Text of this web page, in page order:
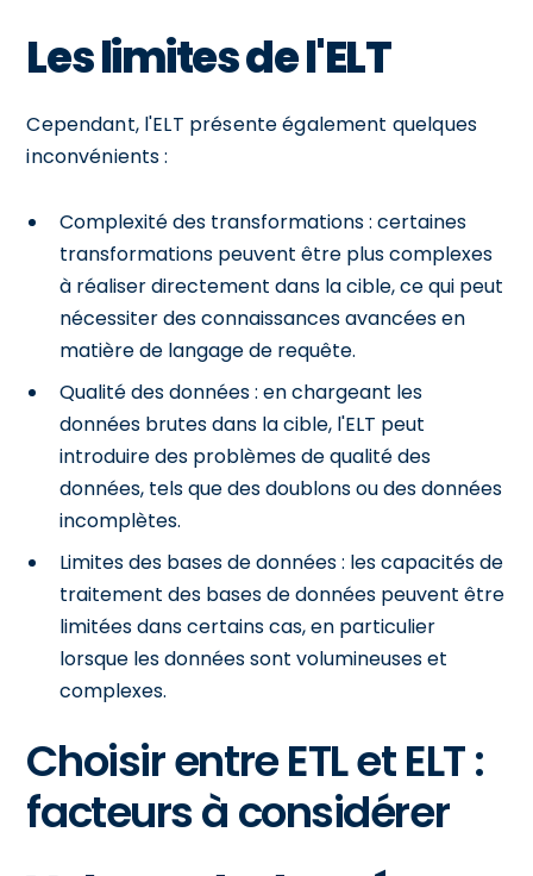
Les limites de l'ELT
Cependant, l'ELT présente également quelques
inconvénients :
Complexité des transformations : certaines
transformations peuvent être plus complexes
à réaliser directement dans la cible, ce qui peut
nécessiter des connaissances avancées en
matière de langage de requête.
Qualité des données : en chargeant les
données brutes dans la cible, l'ELT peut
introduire des problèmes de qualité des
données, tels que des doublons ou des données
incomplètes.
Limites des bases de données : les capacités de
traitement des bases de données peuvent être
limitées dans certains cas, en particulier
lorsque les données sont volumineuses et
complexes.
Choisir entre ETL et ELT :
facteurs à considérer